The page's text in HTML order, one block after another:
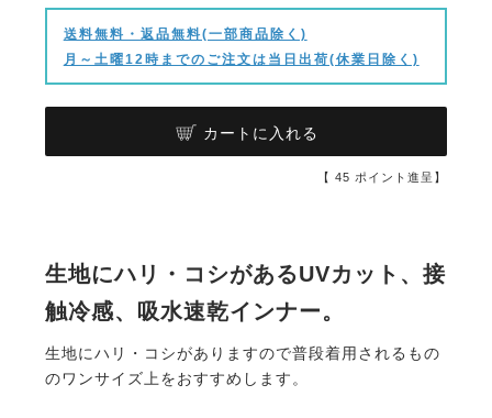
送料無料・返品無料(一部商品除く)
月～土曜12時までのご注文は当日出荷(休業日除く)
カートに入れる
【 45 ポイント進呈】
生地にハリ・コシがあるUVカット、接
触冷感、吸水速乾インナー。
生地にハリ・コシがありますので普段着用されるもの
のワンサイズ上をおすすめします。